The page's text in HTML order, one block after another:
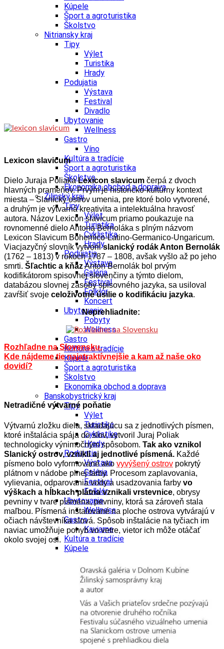
Kúpele
Šport a agroturistika
Školstvo
Nitriansky kraj
Tipy
Výlet
Turistika
Hrady
Podujatia
Výstava
Festival
Divadlo
Ubytovanie
Wellness
Gastro
Víno
Kultúra a tradície
Šport a agroturistika
Školstvo
Ekonomika obchod a doprava
Žilinský kraj
Tipy
Výlet
Turistika
Cyklistika
Hrady
Podujatia
Výstava
Galéria
Festival
Folklór
Koncert
Ubytovanie
Pobyty
Wellness
Gastro
Kultúra a tradície
Kúpele
Šport a agroturistika
Školstvo
Ekonomika obchod a doprava
Banskobystrický kraj
Tipy
Výlet
Turistika
Cyklistika
Hrady
Podujatia
Výstava
Galéria
Festival
Folklór
Ubytovanie
Wellness
Gastro
Kaviarne
Kultúra a tradície
Kúpele
Školstvo
Ekonomika obchod a doprava
Košický kraj
Výlet
Turistika
Cyklistika
Hrady
Podujatia
Lexicon slavicum
Dielo Juraja PoliakaLexicon slavicum čerpá z dvoch
hlavných prameňov. Prvým je historicko-kultúrny kontext
miesta – Slanický ostrov umenia, pre ktoré bolo vytvorené,
a druhým je výtvarná kreativita a intelektuálna hravosť
autora. Názov Lexicon slavicum priamo poukazuje na
rovnomenné dielo Antona Bernoláka s plným názvom
Lexicon Slavicum Bohemico-Latino-Germanico-Ungaricum.
Viacjazyčný slovník vytvorilslanický rodák Anton Bernolák
(1762 – 1813) v rokoch 1787 – 1808, avšak vyšlo až po jeho
smrti. Šľachtic a kňazAnton Bernolák bol prvým
kodifikátorom spisovnej slovenčiny a týmto dielom,
databázou slovnej zásoby spisovného jazyka, sa usiloval
zavŕšiť svoje celoživotné úsilie o kodifikáciu jazyka.
Neprehliadnite:
Rozhľadne na Slovensku.
Kde nájdeme tie najatraktívnejšie a kam až naše oko
dovidí?
Netradičné výtvarné poňatie
Výtvarnú zložku diela, skladajúcu sa z jednotlivých písmen,
ktoré inštalácia spája do slov, vytvoril Juraj Poliak
technologicky výnimočným spôsobom. Tak ako vznikol
Slanický ostrov, vznikli aj jednotlivé písmená. Každé
písmeno bolo vyformované ako vyvýšený ostrov pokrytý
plátnom v nádobe plnej farby. Procesom zaplavovania,
vylievania, odparovania vody a usadzovania farby vo
výškach a hĺbkach plátna vznikali vrstevnice, obrysy
pevniny v tvare písmena, pevniny, ktorá sa zároveň stala
maľbou. Písmená inštalované na ploche ostrova vytvárajú v
očiach návštevníka slová. Spôsob inštalácie na tyčiach im
naviac umožňuje pohyb vo vetre, vietor ich môže otáčať
okolo svojej osi.